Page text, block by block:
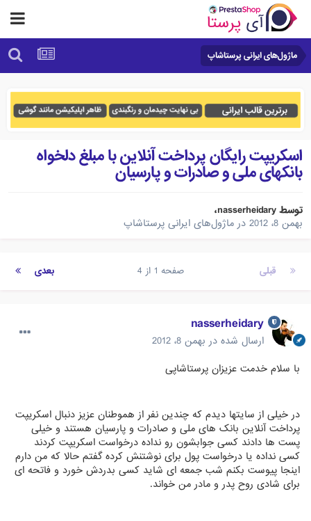
ماژول‌های ایرانی پرستاشاپ
اسکریپت رایگان پرداخت آنلاین با مبلغ دلخواه
بانکهای ملی و صادرات و پارسیان
توسطnasserheidary،
بهمن 8، 2012
در ماژول‌های ایرانی پرستاشاپ
قبلی بعدی صفحه 1 از 4
nasserheidary
ارسال شده در بهمن 8، 2012
با سلام خدمت عزیزان پرستاشاپی
در خیلی از سایتها دیدم که چندین نفر از هموطنان عزیز دنبال اسکریپت
پرداخت آنلاین بانک های ملی و صادرات و پارسیان هستند و خیلی
پست ها دادند کسی جوابشون رو نداده درخواست اسکریپت کردند
کسی نداده یا درخواست پول برای نوشتنش کرده گفتم حالا که من دارم
اینجا پیوست بکنم شب جمعه ای شاید کسی بدردش خورد و فاتحه ای
برای شادی روح پدر و مادر من خواند.